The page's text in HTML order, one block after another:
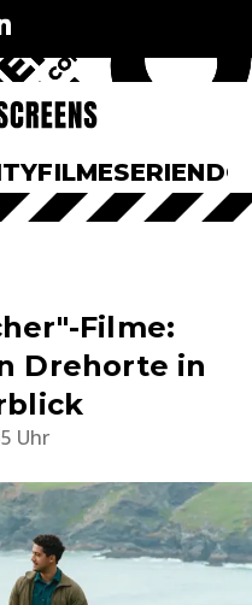
FILMESERIEN
Filme:
Drehorte in
Uhr